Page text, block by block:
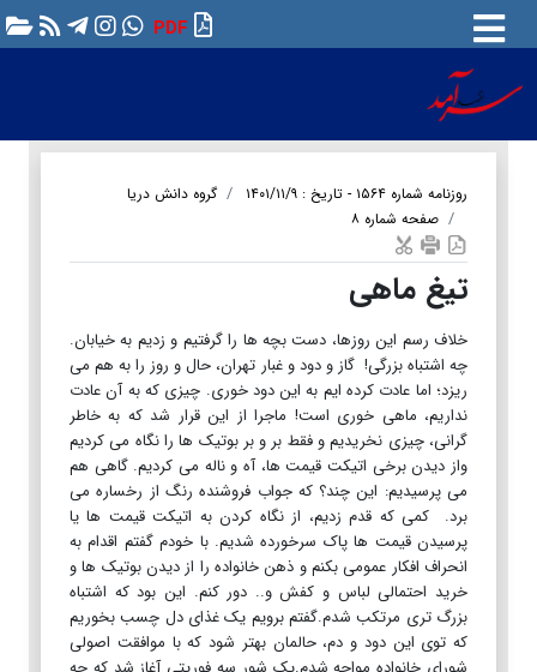
PDF
روزنامه شماره ۱۵۶۴ - تاریخ : ۱۴۰۱/۱۱/۹
گروه دانش دریا
صفحه شماره ۸
تیغ ماهی
خلاف رسم این روزها، دست بچه ها را گرفتیم و زدیم به خیابان.
چه اشتباه بزرگی! گاز و دود و غبار تهران، حال و روز را به هم می
ریزد؛ اما عادت کرده ایم به این دود خوری. چیزی که به آن عادت
نداریم، ماهی خوری است! ماجرا از این قرار شد که به خاطر
گرانی، چیزی نخریدیم و فقط بر و بر بوتیک ها را نگاه می کردیم
واز دیدن برخی اتیکت قیمت ها، آه و ناله می کردیم. گاهی هم
می پرسیدیم: این چند؟ که جواب فروشنده رنگ از رخساره می
برد. کمی که قدم زدیم، از نگاه کردن به اتیکت قیمت ها یا
پرسیدن قیمت ها پاک سرخورده شدیم. با خودم گفتم اقدام به
انحراف افکار عمومی بکنم و ذهن خانواده را از دیدن بوتیک ها و
خرید احتمالی لباس و کفش و.. دور کنم. این بود که اشتباه
بزرگ تری مرتکب شدم.گفتم برویم یک غذای دل چسب بخوریم
که توی این دود و دم، حالمان بهتر شود که با موافقت اصولی